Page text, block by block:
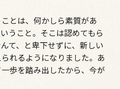
とは、何かしら素質があ
うこと。そこは認めてもら
て、と卑下せずに、新しい
れるようになりました。あ
歩を踏み出したから、今が